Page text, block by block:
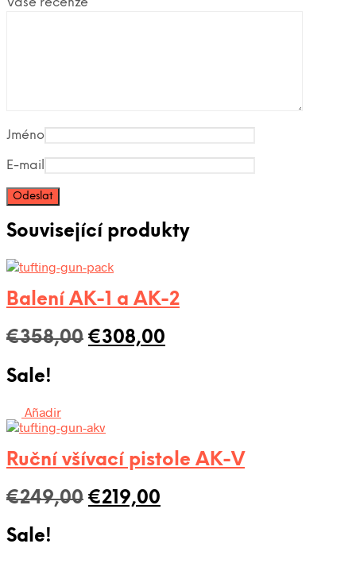
Jméno
E-mail
Související produkty
Balení AK-1 a AK-2
€358,00 Původní
€308,00
Sale!
Añadir
Ruční všívací pistole AK-V
€249,00 Původní
€219,00
Sale!